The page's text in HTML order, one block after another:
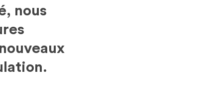
nous